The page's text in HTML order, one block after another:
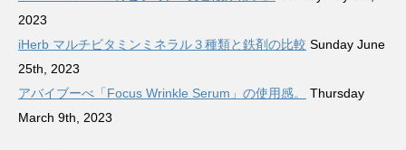
2023
iHerb マルチビタミンミネラル３種類と鉄剤の比較 Sunday June
25th, 2023
アバイブーべ「Focus Wrinkle Serum」の使用感。
Thursday
March 9th, 2023